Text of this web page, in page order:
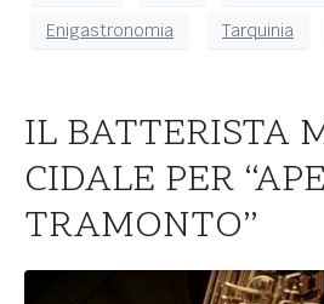
Enigastronomia
Tarquinia
IL BATTERISTA
CIDALE PER
TRAMONTO”